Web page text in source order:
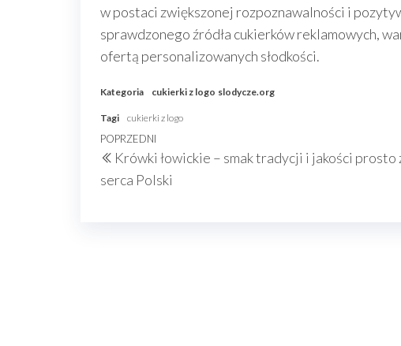
w postaci zwiększonej rozpoznawalności i
sprawdzonego źródła cukierków reklamowych,
ofertą personalizowanych słodkości.
Kategoria cukierki z logo slodycze.org
Tagi cukierki z logo
Nawigacja
wpisu
Poprzedni
wpis
POPRZEDNI
Krówki łowickie – smak tradycji i jakości prosto
serca Polski